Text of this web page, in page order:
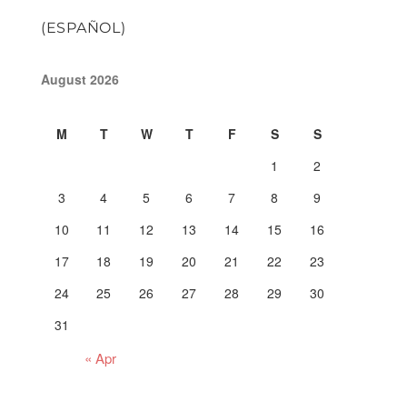
(ESPAÑOL)
August 2026
M T W T F S
S
1
2
3
4 5 6 7 8
9
10
11 12 13 14 15
16
17
18 19 20 21 22
23
24
25 26 27 28 29
30
31
« Apr